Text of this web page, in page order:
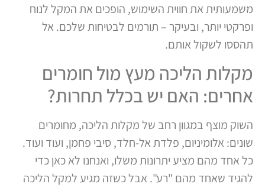
משמעותית את חווית השימוש, הופכים את המקל לנוח
ופרקטי יותר, ובעיקר – תורמים לבטיחות שלכם. אל
תהססו לשקול אותם.
מקלות הליכה מעץ מול חומרים
אחרים: האם יש בכלל תחרות?
השוק מוצף במגוון רחב של מקלות הליכה, מחומרים
שונים: אלומיניום, פלדת אל-חלד, סיבי פחמן, ועוד ועוד.
כל אחד מהם מציע יתרונות משלו, ואנחנו לא כאן כדי
להגיד שאחד מהם "רע". אבל כשזה מגיע למקל הליכה